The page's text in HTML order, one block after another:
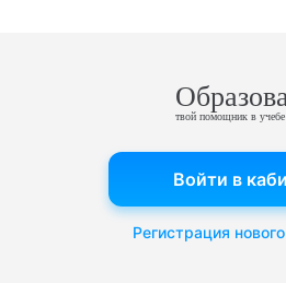
твой помощник в учебе
Войти в
Регистрация